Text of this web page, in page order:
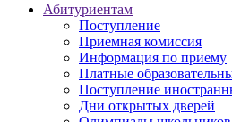
Абитуриентам
Поступление
Приемная комиссия
Информация по приему
Платные
Поступление
Дни открытых дверей